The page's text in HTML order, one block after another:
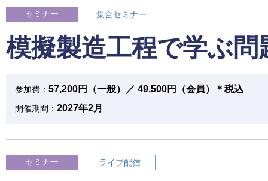
セミナー 集合セミナー
模擬製造工程で学ぶ
参加費： 57,200円（一般）／ 49,500円（会員）＊税込
開催期間： 2027年2月
セミナー ライブ配信